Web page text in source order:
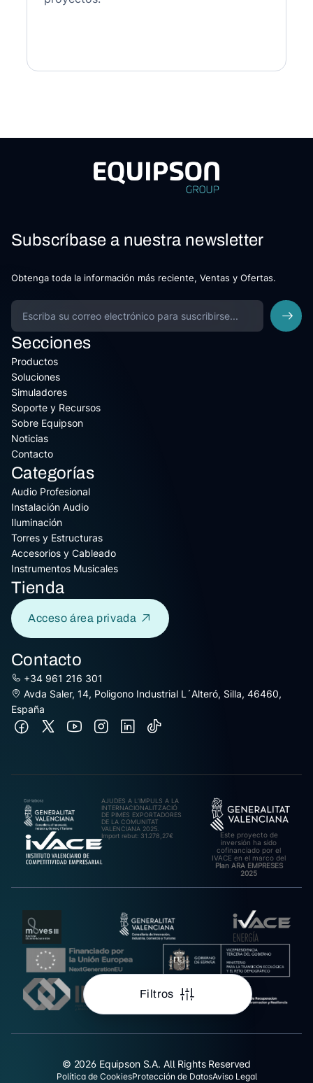
Filtros
Subscríbase a nuestra newsletter
Obtenga toda la información más reciente, Ventas y Ofertas.
Secciones
Productos
Soluciones
Simuladores
Soporte y Recursos
Sobre Equipson
Noticias
Contacto
Categorías
Audio Profesional
Instalación Audio
Iluminación
Torres y Estructuras
Accesorios y Cableado
Instrumentos Musicales
Tienda
Acceso área privada
Contacto
+34 961 216 301
Avda Saler, 14, Poligono Industrial L´Alteró, Silla, 46460,
España
AJUDES A L’IMPULS A LA
INTERNACIONALITZACIÓ
DE PIMES EXPORTADORES
DE LA COMUNITAT
VALENCIANA 2025.
Import rebut: 31.278,27€
Este proyecto de
inversión ha sido
cofinanciado por el
IVACE en el marco del
Plan ARA EMPRESES
2025
© 2026 Equipson S.A. All Rights Reserved
Política de CookiesProtección de DatosAviso Legal